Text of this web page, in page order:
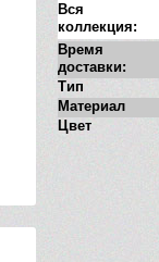
Вся
коллекция:
Время
доставки:
Тип
Материал
Цвет